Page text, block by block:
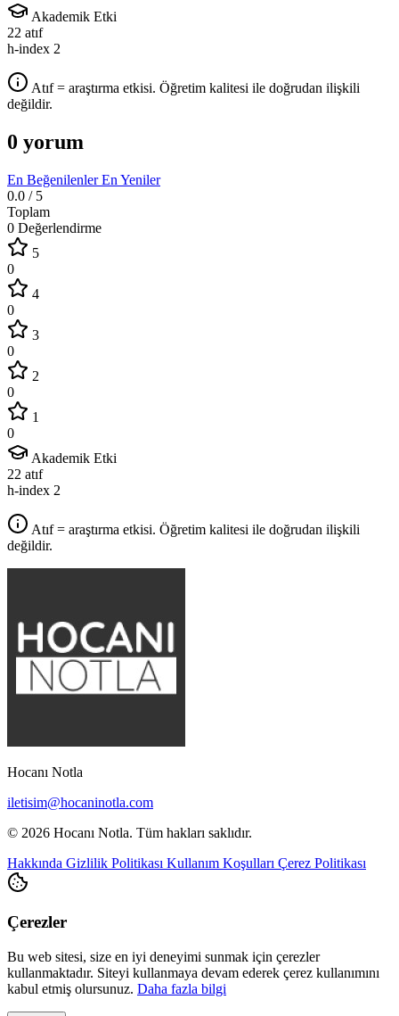
Akademik Etki
22 atıf
h-index 2
Atıf = araştırma etkisi. Öğretim kalitesi ile doğrudan ilişkili
değildir.
0 yorum
En BeğenilenlerEn Yeniler
0.0 / 5
Toplam
0 Değerlendirme
5
0
4
0
3
0
2
0
1
0
Akademik Etki
22 atıf
h-index 2
Atıf = araştırma etkisi. Öğretim kalitesi ile doğrudan ilişkili
değildir.
Hocanı Notla
iletisim@hocaninotla.com
© 2026 Hocanı Notla. Tüm hakları saklıdır.
Hakkında Gizlilik Politikası Kullanım Koşulları Çerez Politikası
Çerezler
Bu web sitesi, size en iyi deneyimi sunmak için çerezler
kullanmaktadır. Siteyi kullanmaya devam ederek çerez kullanımını
kabul etmiş olursunuz. Daha fazla bilgi